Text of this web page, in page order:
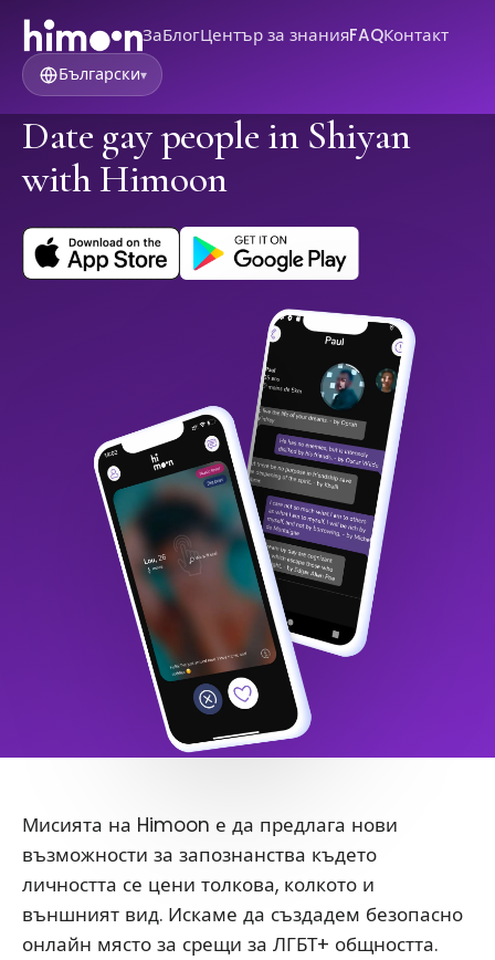
ЗаБлогЦентър за знанияFAQКонтакт
Български▾
Date gay people in Shiyan
with Himoon
Мисията на Himoon е да предлага нови
възможности за запознанства където
личността се цени толкова, колкото и
външният вид. Искаме да създадем безопасно
онлайн място за срещи за ЛГБТ+ общността.